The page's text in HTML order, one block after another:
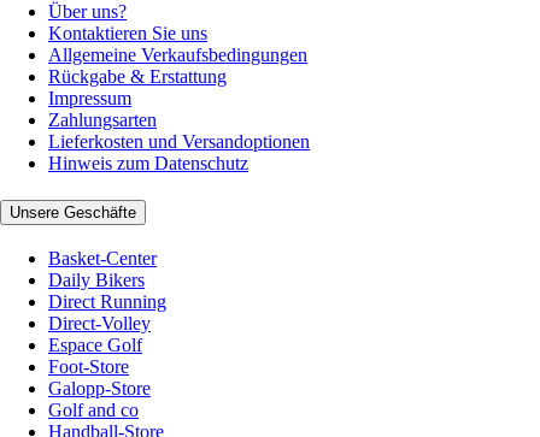
Über uns?
Kontaktieren Sie uns
Allgemeine Verkaufsbedingungen
Rückgabe & Erstattung
Impressum
Zahlungsarten
Lieferkosten und Versandoptionen
Hinweis zum Datenschutz
Unsere Geschäfte
Basket-Center
Daily Bikers
Direct Running
Direct-Volley
Espace Golf
Foot-Store
Galopp-Store
Golf and co
Handball-Store